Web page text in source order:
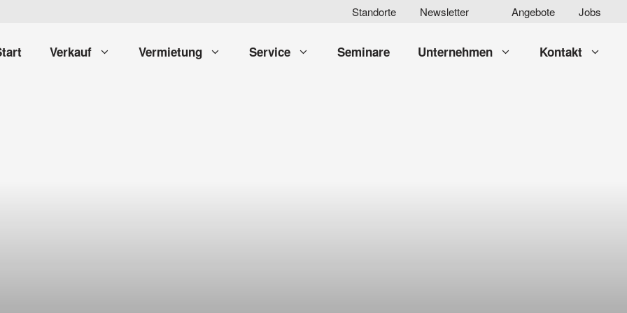
Standorte Newsletter Angebote Jobs
Verkauf Vermietung Service Seminare Unternehmen Kontakt